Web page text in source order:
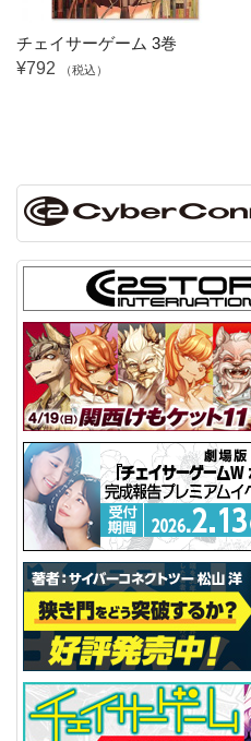
チェイサーゲーム 3巻
¥792
（税込）